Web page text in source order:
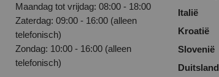
Maandag tot vrijdag: 08:00 - 18:00
Zaterdag: 09:00 - 16:00 (alleen
telefonisch)
Zondag: 10:00 - 16:00 (alleen
telefonisch)
Italië
Kroatië
Slovenië
Duitsland